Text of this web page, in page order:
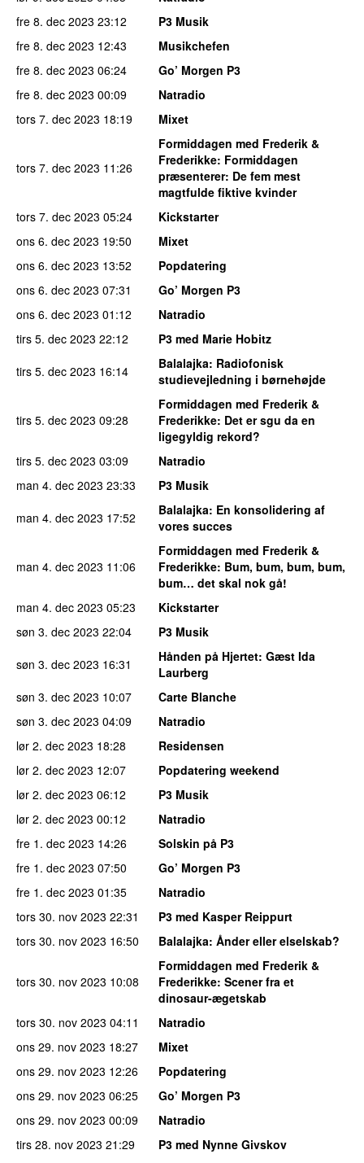
fre 8. dec 2023 23:12
P3 Musik
fre 8. dec 2023 12:43
Musikchefen
fre 8. dec 2023 06:24
Go’ Morgen P3
fre 8. dec 2023 00:09
Natradio
tors 7. dec 2023 18:19 Mixet
tors 7. dec 2023 11:26
Formiddagen med Frederik &
Frederikke: Formiddagen
præsenterer: De fem mest
magtfulde fiktive kvinder
tors 7. dec 2023 05:24
Kickstarter
ons 6. dec 2023 19:50
Mixet
ons 6. dec 2023 13:52
Popdatering
ons 6. dec 2023 07:31
Go’ Morgen P3
ons 6. dec 2023 01:12
Natradio
tirs 5. dec 2023 22:12
P3 med Marie Hobitz
tirs 5. dec 2023 16:14 Balalajka: Radiofonisk
studievejledning i børnehøjde
tirs 5. dec 2023 09:28
Formiddagen med Frederik &
Frederikke: Det er sgu da en
ligegyldig rekord?
tirs 5. dec 2023 03:09
Natradio
man 4. dec 2023 23:33
P3 Musik
man 4. dec 2023 17:52 Balalajka: En konsolidering af
vores succes
man 4. dec 2023 11:06
Formiddagen med Frederik &
Frederikke: Bum, bum, bum, bum,
bum… det skal nok gå!
man 4. dec 2023 05:23
Kickstarter
søn 3. dec 2023 22:04
P3 Musik
søn 3. dec 2023 16:31 Hånden på Hjertet: Gæst Ida
Laurberg
søn 3. dec 2023 10:07
Carte Blanche
søn 3. dec 2023 04:09
Natradio
lør 2. dec 2023 18:28
Residensen
lør 2. dec 2023 12:07
Popdatering weekend
lør 2. dec 2023 06:12
P3 Musik
lør 2. dec 2023 00:12
Natradio
fre 1. dec 2023 14:26
Solskin på P3
fre 1. dec 2023 07:50
Go’ Morgen P3
fre 1. dec 2023 01:35
Natradio
tors 30. nov 2023 22:31
P3 med Kasper Reippurt
tors 30. nov 2023 16:50 Balalajka: Ånder eller elselskab?
tors 30. nov 2023 10:08
Formiddagen med Frederik &
Frederikke: Scener fra et
dinosaur-ægetskab
tors 30. nov 2023 04:11
Natradio
ons 29. nov 2023 18:27
Mixet
ons 29. nov 2023 12:26
Popdatering
ons 29. nov 2023 06:25
Go’ Morgen P3
ons 29. nov 2023 00:09
Natradio
tirs 28. nov 2023 21:29
P3 med Nynne Givskov